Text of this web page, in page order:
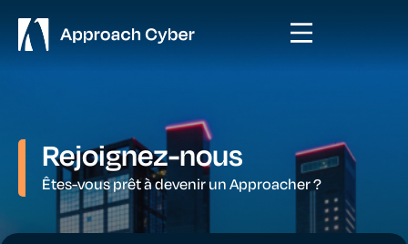
Rejoignez-nous
Êtes-vous prêt à devenir un Approacher ?